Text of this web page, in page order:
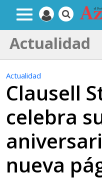
Actualidad
Actualidad
Clausell
celebra
nueva